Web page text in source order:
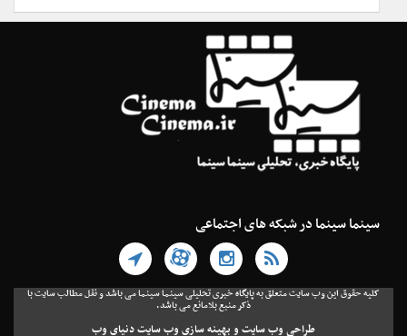
سینما سینما در شبکه های اجتماعی
کلیه حقوق این وب سایت متعلق به پایگاه خبری تحلیلی سینما سینما می باشد و نقل مطالب سایت با
ذکر منبع بلامانع می باشد.
طراحی وب سایت و بهینه سازی وب سایتدنیای وب